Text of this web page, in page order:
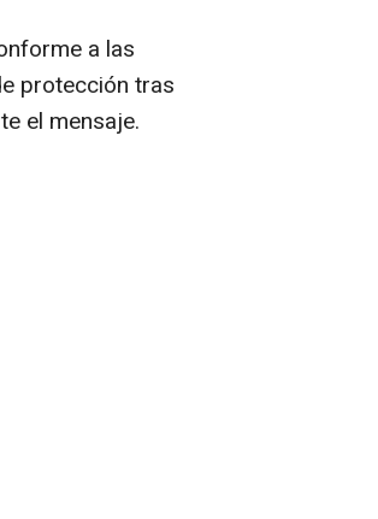
a las
protección tras
el mensaje.